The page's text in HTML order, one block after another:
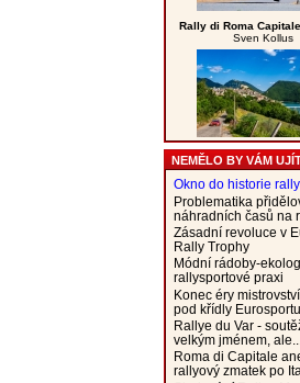
Rally di Roma
Sven Kollus
NEMĚLO BY VÁM
Okno do historie rally
Problematika
náhradních časů na
Zásadní revoluce v
Rally Trophy
Módní rádoby-
rallysportové praxi
Konec éry
pod křídly Eurosportu
Rallye du Var -
velkým jménem, ale...
Roma di Capitale
rallyový zmatek po